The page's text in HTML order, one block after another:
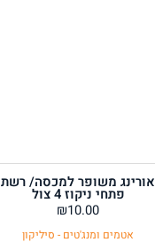
אורינג משופר למכסה/ רשת
פתחי ניקוז 4 צול
₪10.00
אטמים ומנג'טים - סיליקון